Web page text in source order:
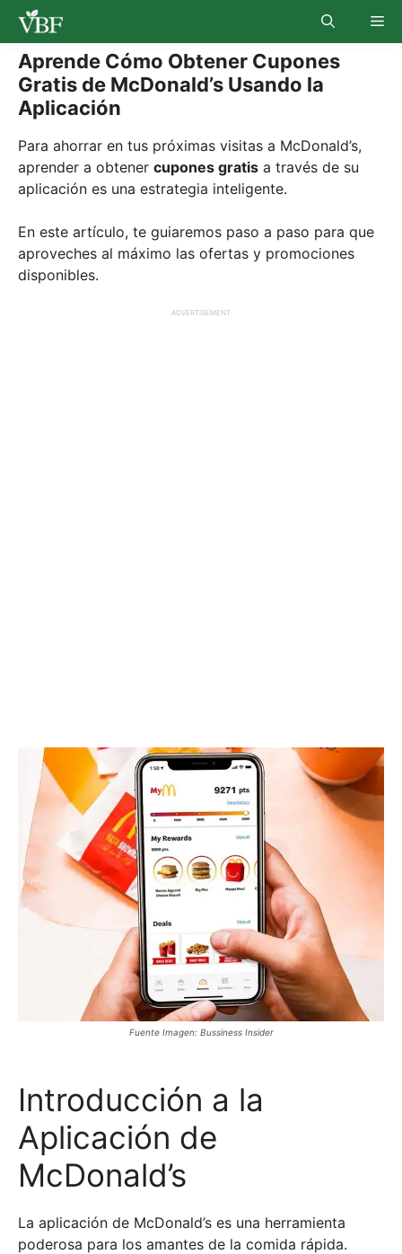
Skip
content
Aprende Cómo Obtener Cupones
Gratis de McDonald’s Usando la
Aplicación
Para ahorrar en tus próximas visitas a McDonald’s,
aprender a obtener cupones gratis a través de su
aplicación es una estrategia inteligente.
En este artículo, te guiaremos paso a paso para que
aproveches al máximo las ofertas y promociones
disponibles.
ADVERTISEMENT
Fuente Imagen: Bussiness Insider
Introducción a la
Aplicación de
McDonald’s
La aplicación de McDonald’s es una herramienta
poderosa para los amantes de la comida rápida.